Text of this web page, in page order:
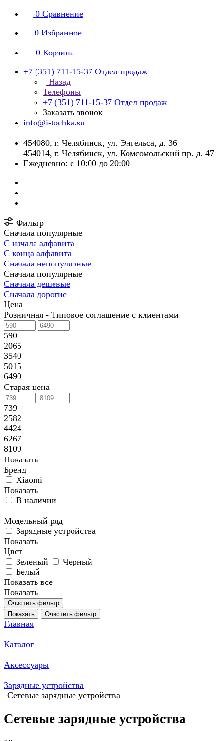
0 Сравнение
0 Избранное
0 Корзина
+7 (351) 711-15-37 Отдел продаж
Назад
Телефоны
+7 (351) 711-15-37 Отдел продаж
Заказать звонок
info@i-tochka.su
​454080, г. Челябинск, ул. Энгельса, д. 36
454014, г. Челябинск, ул. Комсомольский пр. д. 47
Ежедневно: с 10:00 до 20:00
Фильтр
Сначала популярные
С начала алфавита
С конца алфавита
Сначала непопулярные
Сначала популярные
Сначала дешевые
Сначала дорогие
Цена
Розничная - Типовое соглашение с клиентами
590
2065
3540
5015
6490
Старая цена
739
2582
4424
6267
8109
Показать
Бренд
Xiaomi
Показать
В наличии
Модельный ряд
Зарядные устройства
Показать
Цвет
Зеленый
Черный
Белый
Показать все
Показать
Очистить фильтр
Показать
Очистить фильтр
Главная
Каталог
Аксессуары
Зарядные устройства
Сетевые зарядные устройства
Сетевые зарядные устройства